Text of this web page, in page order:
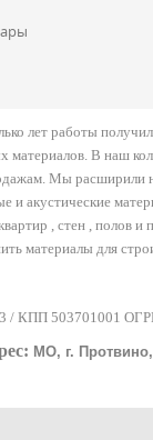
лет работы
материалов. В наш
Мы расширили
и акустические
, стен , полов и
материалы для
/ КПП 503701001
МО, г.